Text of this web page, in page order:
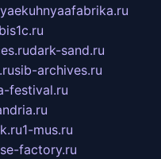
dark-sand.ru
sib-archives.ru
festival.ru
1-mus.ru
factory.ru